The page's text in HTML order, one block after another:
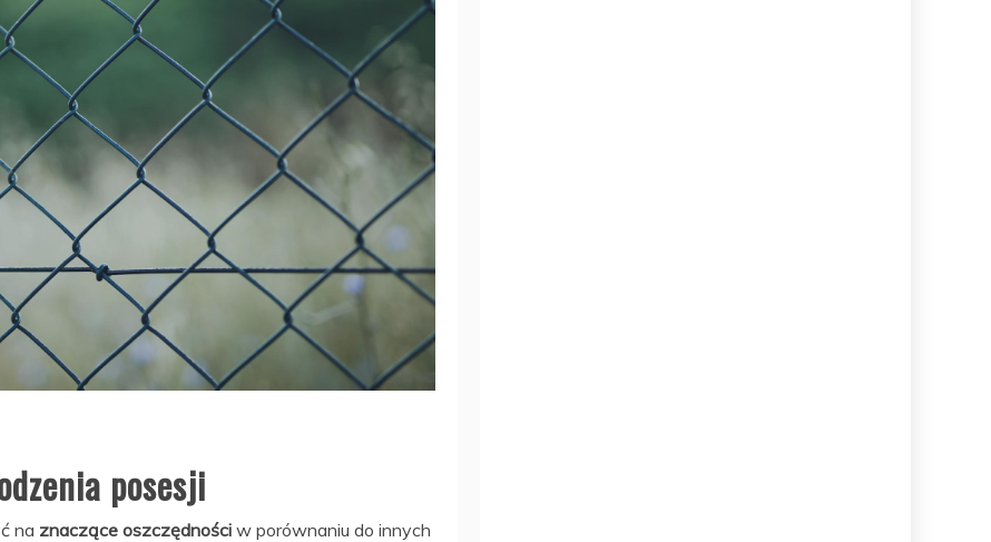
posesji
na znaczące oszczędności w porównaniu do innych